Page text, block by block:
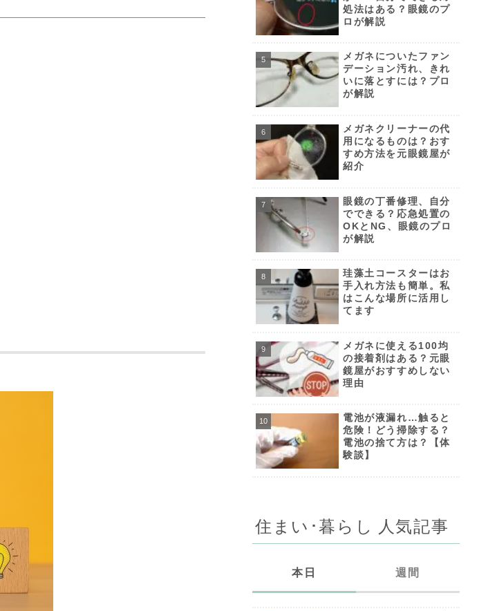
処法はある？眼鏡のプ
ロが解説
メガネについたファン
デーション汚れ、きれ
いに落とすには？プロ
が解説
メガネクリーナーの代
用になるものは？おす
すめ方法を元眼鏡屋が
紹介
眼鏡の丁番修理、自分
でできる？応急処置の
OKとNG、眼鏡のプロ
が解説
珪藻土コースターはお
手入れ方法も簡単。私
はこんな場所に活用し
てます
メガネに使える100均
の接着剤はある？元眼
鏡屋がおすすめしない
理由
電池が液漏れ…触ると
危険！どう掃除する？
電池の捨て方は？【体
験談】
住まい･暮らし 人気記事
本日 週間